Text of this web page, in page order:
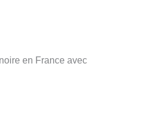
en France avec